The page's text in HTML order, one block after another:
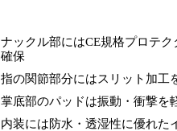
ナックル部にはCE規格プロテ
確保
指の関節部分にはスリット加工
掌底部のパッドは振動・衝撃を
内装には防水・透湿性に優れた